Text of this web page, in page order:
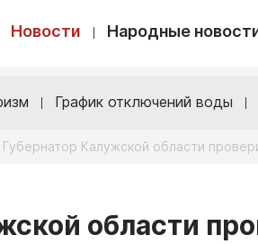
Новости Народные
График отключений воды
Губернатор Калужской области
области